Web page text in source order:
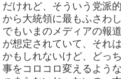
だけれど、そういう党派
から大統領に最もふさわ
でもいまのメディアの報
が想定されていて、それ
かもしれないけど、どっ
事をコロコロ変えるよう